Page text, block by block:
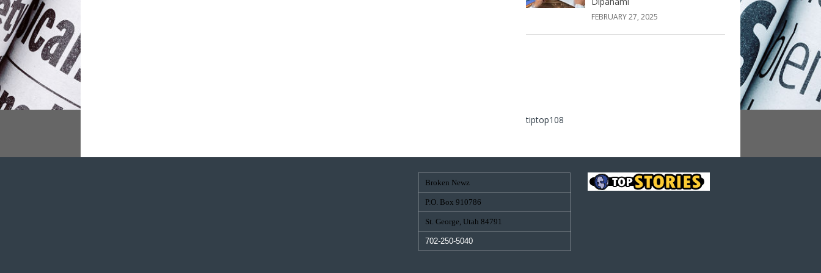
FEBRUARY 27, 2025
tiptop108
Broken Newz
P.O. Box 910786
St. George, Utah 84791
702-250-5040